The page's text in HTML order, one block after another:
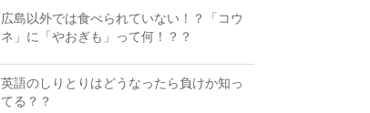
広島以外では食べられていない！？「コウ
ネ」に「やおぎも」って何！？？
英語のしりとりはどうなったら負けか知っ
てる？？